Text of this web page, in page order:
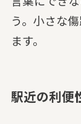
う。小さな
ます。
駅近の利便